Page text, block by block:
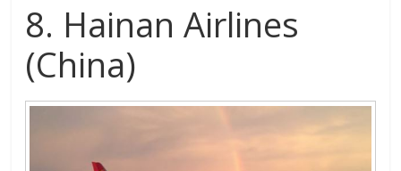
8. Hainan Airlines
(China)